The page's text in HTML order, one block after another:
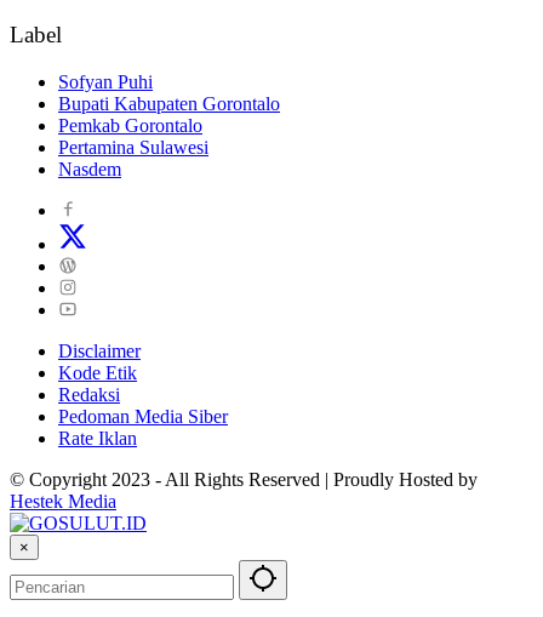
Label
Sofyan Puhi
Bupati Kabupaten Gorontalo
Pemkab Gorontalo
Pertamina Sulawesi
Nasdem
Disclaimer
Kode Etik
Redaksi
Pedoman Media Siber
Rate Iklan
© Copyright 2023 - All Rights Reserved | Proudly Hosted by
Hestek Media
×